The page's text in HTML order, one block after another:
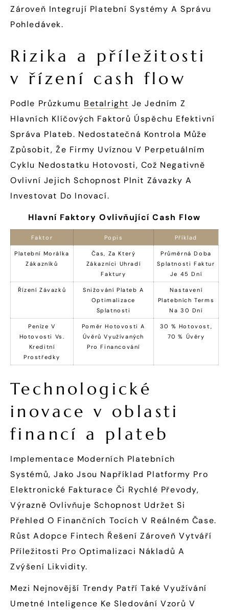
Zároveň Integrují Platební Systémy A Správu
Pohledávek.
Rizika a příležitosti
v řízení cash flow
Podle Průzkumu Betalright Je Jedním Z
Hlavních Klíčových Faktorů Úspěchu Efektivní
Správa Plateb. Nedostatečná Kontrola Může
Způsobit, Že Firmy Uvíznou V Perpetuálním
Cyklu Nedostatku Hotovosti, Což Negativně
Ovlivní Jejich Schopnost Plnit Závazky A
Investovat Do Inovací.
Hlavní Faktory Ovlivňující Cash Flow
Faktor Popis Příklad
Platební Morálka
Zákazníků
Čas, Za Který
Zákazníci Uhradí
Faktury
Průměrná Doba
Splatnosti Faktur
Je 45 Dní
Řízení Závazků
Snižování Plateb A
Optimalizace
Splatnosti
Nastavení
Platebních Terms
Na 30 Dní
Peníze V
Hotovosti Vs.
Kreditní
Prostředky
Poměr Hotovosti A
Úvěrů Využívaných
Pro Financování
30 % Hotovost,
70 % Úvěry
Technologické
inovace v oblasti
financí a plateb
Implementace Moderních Platebních
Systémů, Jako Jsou Například Platformy Pro
Elektronické Fakturace Či Rychlé Převody,
Výrazně Ovlivňuje Schopnost Udržet Si
Přehled O Finančních Tocích V Reálném Čase.
Růst Adopce Fintech Řešení Zároveň Vytváří
Příležitosti Pro Optimalizaci Nákladů A
Zvýšení Likvidity.
Mezi Nejnovější Trendy Patří Také Využívání
Umetné Inteligence Ke Sledování Vzorů V